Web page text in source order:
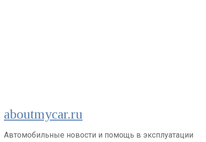
Перейти
к
контенту
aboutmycar.ru
Автомобильные новости и помощь в эксплуатации